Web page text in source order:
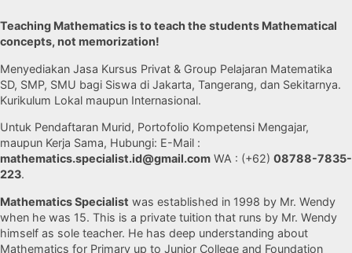
Teaching Mathematics is to teach the students Mathematical
concepts, not memorization!
Menyediakan Jasa Kursus Privat & Group Pelajaran Matematika
SD, SMP, SMU bagi Siswa di Jakarta, Tangerang, dan Sekitarnya.
Kurikulum Lokal maupun Internasional.
Untuk Pendaftaran Murid, Portofolio Kompetensi Mengajar,
maupun Kerja Sama, Hubungi: E-Mail :
mathematics.specialist.id@gmail.com WA : (+62) 08788-7835-
223.
Mathematics Specialist was established in 1998 by Mr. Wendy
when he was 15. This is a private tuition that runs by Mr. Wendy
himself as sole teacher. He has deep understanding about
Mathematics for Primary up to Junior College and Foundation